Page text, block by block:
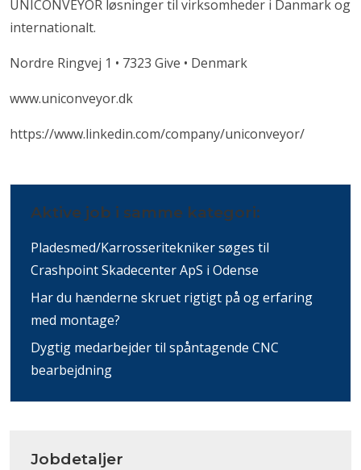
UNICONVEYOR løsninger til virksomheder i Danmark og
internationalt.
Nordre Ringvej 1 • 7323 Give • Denmark
www.uniconveyor.dk
https://www.linkedin.com/company/uniconveyor/
Aktive job i samme kategori:
Pladesmed/Karrosseritekniker søges til
Crashpoint Skadecenter ApS i Odense
Har du hænderne skruet rigtigt på og erfaring
med montage?
Dygtig medarbejder til spåntagende CNC
bearbejdning
Jobdetaljer